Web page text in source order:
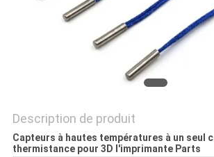
Description de produit
Capteurs à hautes températures à un seul
thermistance pour 3D l'imprimante Parts